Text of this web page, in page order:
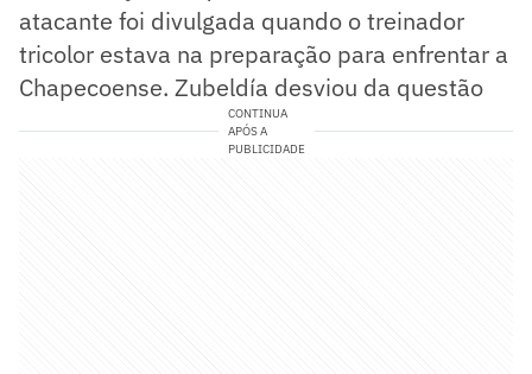
atacante foi divulgada quando o treinador
tricolor estava na preparação para enfrentar a
Chapecoense. Zubeldía desviou da questão
CONTINUA
APÓS A
PUBLICIDADE